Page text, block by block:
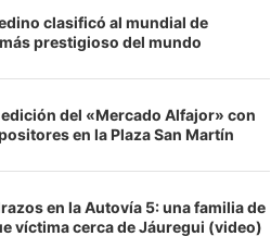
clasificó al mundial de
prestigioso del mundo
edición del «Mercado Alfajor» con
en la Plaza San Martín
en la Autovía 5: una familia de
víctima cerca de Jáuregui (video)